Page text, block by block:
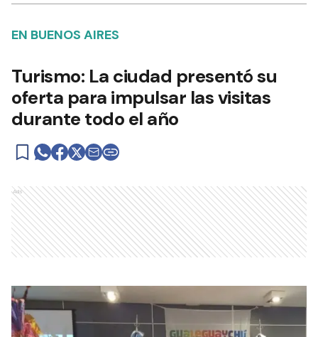
EN BUENOS AIRES
Turismo: La ciudad presentó su
oferta para impulsar las visitas
durante todo el año
Ads